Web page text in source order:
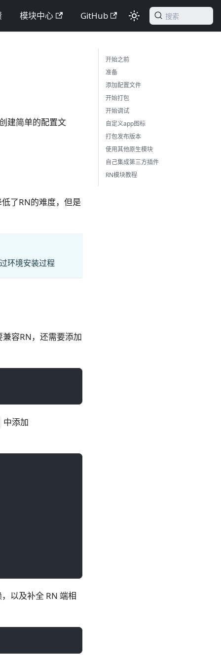
模块中心 GitHub 搜索
建简单的配置文
了RN的难度，但是
环境安装过程
容RN，还需要添加
中添加
以及补全 RN 端相
开始之前
准备
添加配置文件
开始打包
开始调试
自定义app图标
打包发布版本
使用其他原生模块
自己集成第三方插件
RN模块教程